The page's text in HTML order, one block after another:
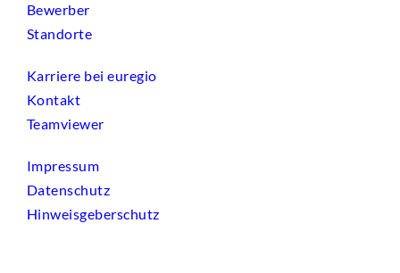
Bewerber
Standorte
Karriere bei euregio
Kontakt
Teamviewer
Impressum
Datenschutz
Hinweisgeberschutz